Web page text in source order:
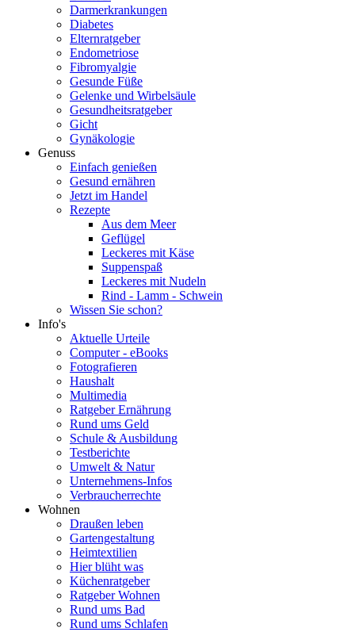
Darmerkrankungen
Diabetes
Elternratgeber
Endometriose
Fibromyalgie
Gesunde Füße
Gelenke und Wirbelsäule
Gesundheitsratgeber
Gicht
Gynäkologie
Genuss
Einfach genießen
Gesund ernähren
Jetzt im Handel
Rezepte
Aus dem Meer
Geflügel
Leckeres mit Käse
Suppenspaß
Leckeres mit Nudeln
Rind - Lamm - Schwein
Wissen Sie schon?
Info's
Aktuelle Urteile
Computer - eBooks
Fotografieren
Haushalt
Multimedia
Ratgeber Ernährung
Rund ums Geld
Schule & Ausbildung
Testberichte
Umwelt & Natur
Unternehmens-Infos
Verbraucherrechte
Wohnen
Draußen leben
Gartengestaltung
Heimtextilien
Hier blüht was
Küchenratgeber
Ratgeber Wohnen
Rund ums Bad
Rund ums Schlafen